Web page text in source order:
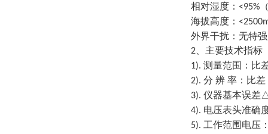
相对湿度： <95%
海拔高度：
外界干扰：无特
2 、主要技术指标
1). 测量范围：比
2). 分 辨 率：比差
3). 仪器基本误差
4). 电压表头准确
5). 工作范围电压